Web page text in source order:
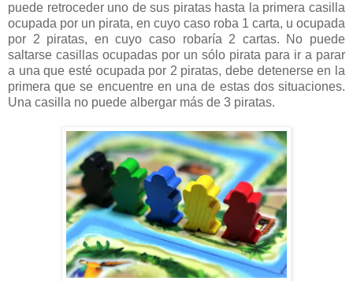
puede retroceder uno de sus piratas hasta la primera casilla
ocupada por un pirata, en cuyo caso roba 1 carta, u ocupada
por 2 piratas, en cuyo caso robaría 2 cartas. No puede
saltarse casillas ocupadas por un sólo pirata para ir a parar
a una que esté ocupada por 2 piratas, debe detenerse en la
primera que se encuentre en una de estas dos situaciones.
Una casilla no puede albergar más de 3 piratas.